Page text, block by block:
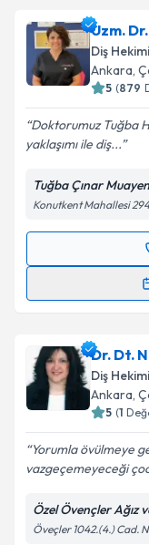
almanız için
E-posta
Metni'ni
Uzm.
Diş Hekimi
Ankara,
5 (879
Doktorumuz Tuğba
yaklaşımı ile diş...
Tuğba Çınar
Konutkent Mahallesi
Randevu
için bir takvim
E-posta
Metni'ni
kapsamda
Dr. Dt.
Diş Hekimi
Ankara,
5 (1
Yorumla övülmeye
vazgeçemeyeceği
Özel Övençler Ağız
Öveçler 1042.(4.) Cad.